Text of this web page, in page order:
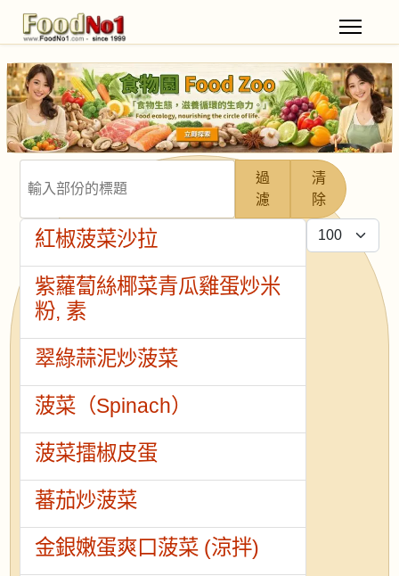
過
濾
清
除
每頁顯示條數
紅椒菠菜沙拉
紫蘿蔔絲椰菜青瓜雞蛋炒米
粉, 素
翠綠蒜泥炒菠菜
菠菜（Spinach）
菠菜擂椒皮蛋
蕃茄炒菠菜
金銀嫩蛋爽口菠菜 (涼拌)